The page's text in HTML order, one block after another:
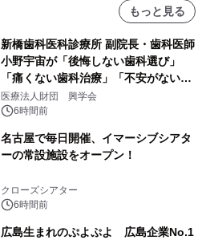
もっと見る
新橋歯科医科診療所 副院長・歯科医師
小野宇宙が「後悔しない歯科選び」
「痛くない歯科治療」「不安がない治
療計画」をテーマに専門監修
医療法人財団 興学会
6時間前
名古屋で毎日開催、イマーシブシアタ
ーの常設施設をオープン！
クローズシアター
6時間前
広島生まれのぷよぷよ 広島企業No.1